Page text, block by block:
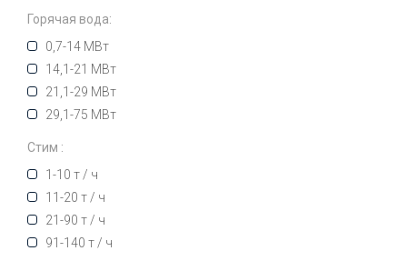
Горячая вода:
0,7-14 МВт
14,1-21 МВт
21,1-29 МВт
29,1-75 МВт
Стим :
1-10 т / ч
11-20 т / ч
21-90 т / ч
91-140 т / ч